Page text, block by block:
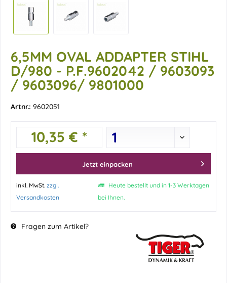
6,5MM OVAL ADDAPTER STIHL
D/980 - P.F.9602042 / 9603093
/ 9603096/ 9801000
Artnr.: 9602051
10,35 € *
Jetzt einpacken
inkl. MwSt. zzgl.
Versandkosten
Heute bestellt und in 1-3 Werktagen
bei Ihnen.
Fragen zum Artikel?